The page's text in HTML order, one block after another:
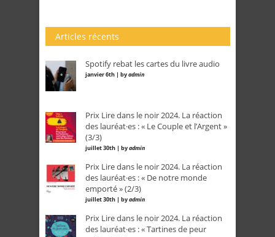
Articles récents
Spotify rebat les cartes du livre audio
janvier 6th | byadmin
Prix Lire dans le noir 2024. La réaction
des lauréat·es : « Le Couple et l’Argent »
(3/3)
juillet 30th | byadmin
Prix Lire dans le noir 2024. La réaction
des lauréat·es : « De notre monde
emporté » (2/3)
juillet 30th | byadmin
Prix Lire dans le noir 2024. La réaction
des lauréat·es : « Tartines de peur